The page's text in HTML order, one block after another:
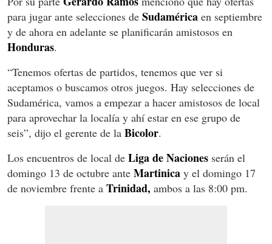
para jugar ante selecciones de Sudamérica en septiembre
y de ahora en adelante se planificarán amistosos en
Honduras.
“Tenemos ofertas de partidos, tenemos que ver si
aceptamos o buscamos otros juegos. Hay selecciones de
Sudamérica, vamos a empezar a hacer amistosos de local
para aprovechar la localía y ahí estar en ese grupo de
seis”, dijo el gerente de la Bicolor.
Los encuentros de local de Liga de Naciones serán el
domingo 13 de octubre ante Martinica y el domingo 17
de noviembre frente a Trinidad, ambos a las 8:00 pm.